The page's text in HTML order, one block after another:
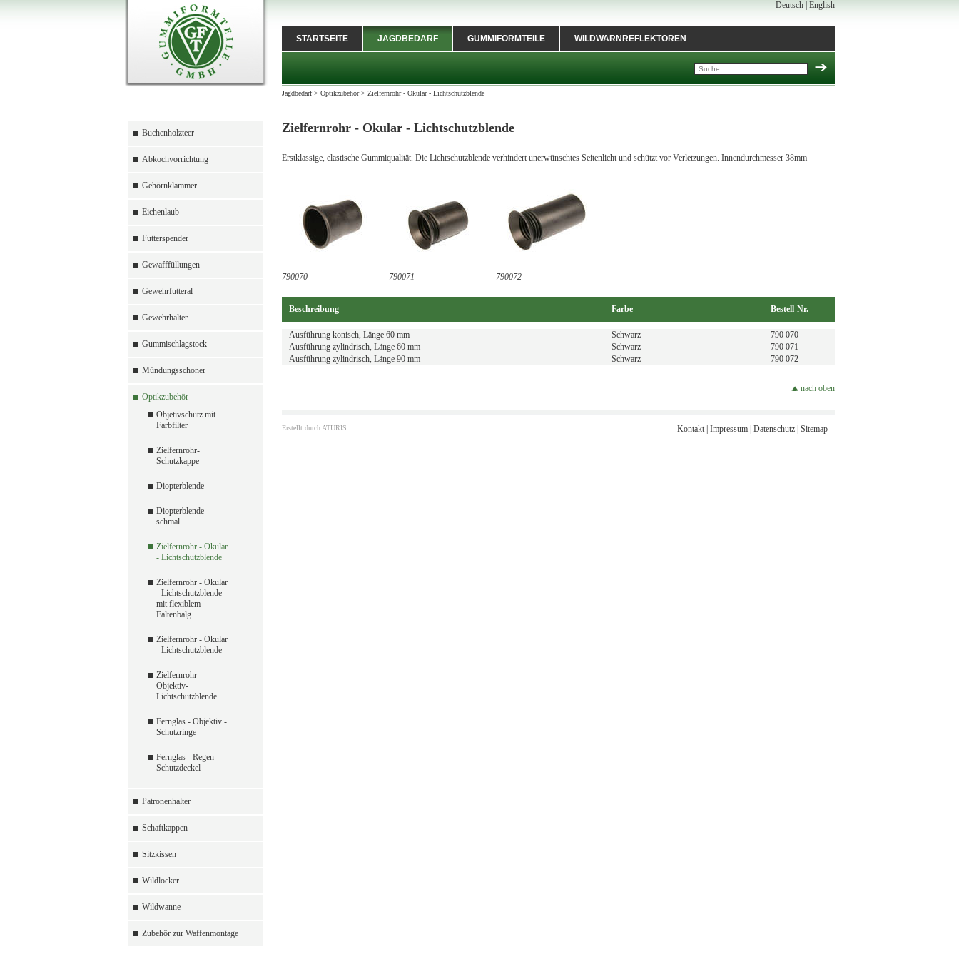
Buchenholzteer
Abkochvorrichtung
Gehörnklammer
Eichenlaub
Futterspender
Gewafffüllungen
Gewehrfutteral
Gewehrhalter
Gummischlagstock
Mündungsschoner
Optikzubehör
Objetivschutz mit
Farbfilter
Zielfernrohr-
Schutzkappe
Diopterblende
Diopterblende -
schmal
Zielfernrohr - Okular
- Lichtschutzblende
Zielfernrohr - Okular
- Lichtschutzblende
mit flexiblem
Faltenbalg
Zielfernrohr - Okular
- Lichtschutzblende
Zielfernrohr-
Objektiv-
Lichtschutzblende
Fernglas - Objektiv -
Schutzringe
Fernglas - Regen -
Schutzdeckel
Patronenhalter
Schaftkappen
Sitzkissen
Wildlocker
Wildwanne
Zubehör zur Waffenmontage
Deutsch| English
STARTSEITE JAGDBEDARF GUMMIFORMTEILE WILDWARNREFLEKTOREN
Jagdbedarf> Optikzubehör> Zielfernrohr - Okular - Lichtschutzblende
Zielfernrohr - Okular - Lichtschutzblende
Erstklassige, elastische Gummiqualität. Die Lichtschutzblende verhindert unerwünschtes Seitenlicht und schützt vor Verletzungen. Innendurchmesser 38mm
790070 790071 790072
Beschreibung Farbe Bestell-Nr.
Ausführung konisch, Länge 60 mm Schwarz
790 070
Ausführung zylindrisch, Länge 60 mm
Schwarz
790 071
Ausführung zylindrisch, Länge 90 mm
Schwarz 790 072
nach oben
Erstellt durch ATURIS. Kontakt| Impressum| Datenschutz| Sitemap